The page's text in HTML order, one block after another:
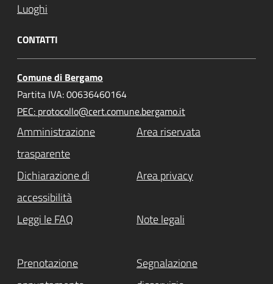
Luoghi
CONTATTI
Comune di Bergamo
Partita IVA: 00636460164
PEC: protocollo@cert.comune.bergamo.it
Amministrazione
trasparente
Area riservata
Dichiarazione di
accessibilità
Area privacy
Leggi le FAQ Note legali
Prenotazione
Segnalazione